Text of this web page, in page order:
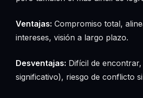
Ventajas: Compromiso total,
intereses, visión a largo plazo.
Desventajas: Difícil de
significativo), riesgo de conflicto